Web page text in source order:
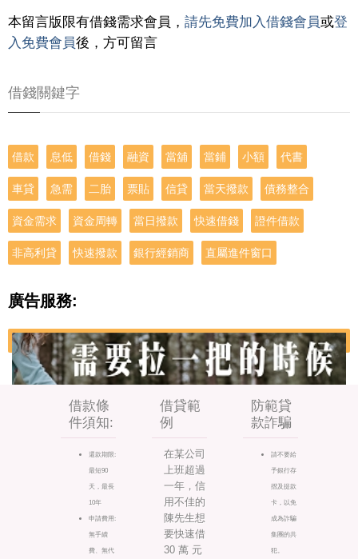
本留言版限有借錢需求會員， 請先免費加入借錢會員或登
入免費會員後，方可留言
借錢關鍵字
借款 息低 借錢 融資 當舖 當鋪 小額 代書
車貸 急需 二胎 票貼 信貸 當天撥款 債務整合
資金需求 資金周轉 當日撥款 快速借錢 證件借款
非高利貸 快速撥款 銀行經銷商 直屬進件窗口
廣告服務:
借款條
件須知:
還款期限:
最短90
天，最長
10年
申請費用:
無手續
費、無代
借貸範
例
在某公司
上班超過
一年，信
用不佳的
陳先生想
要快速借
30 萬 元
防範貸
款詐騙
請不要給
予銀行存
摺及提款
卡，以免
成為詐騙
集團的共
犯。